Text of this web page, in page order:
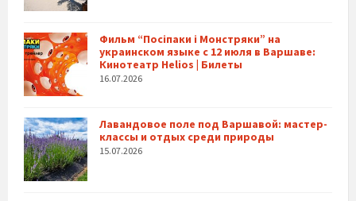
Фильм “Посіпаки і Монстряки” на
украинском языке с 12 июля в Варшаве:
Кинотеатр Helios | Билеты
16.07.2026
Лавандовое поле под Варшавой: мастер-
классы и отдых среди природы
15.07.2026